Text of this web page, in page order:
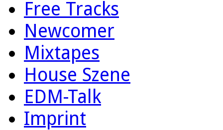
Free Tracks
Newcomer
Mixtapes
House Szene
EDM-Talk
Imprint